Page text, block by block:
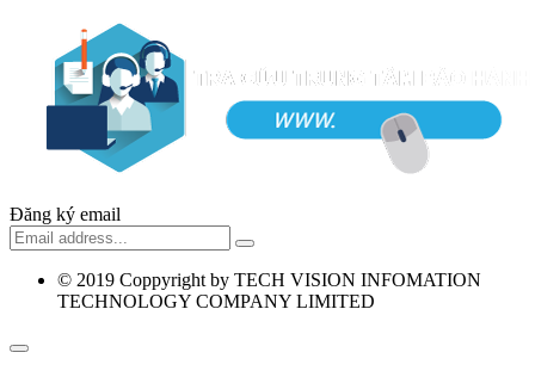
Đăng ký email
© 2019 Coppyright by TECH VISION INFOMATION
TECHNOLOGY COMPANY LIMITED